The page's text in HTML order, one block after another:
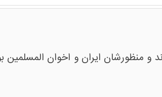
منظورشان ایران و اخوان المسلمین